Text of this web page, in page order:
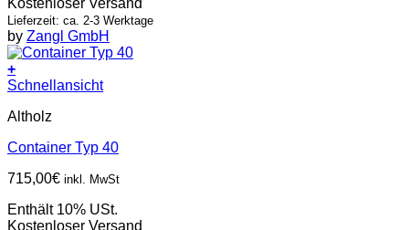
Kostenloser Versand
Lieferzeit: ca. 2-3 Werktage
by Zangl GmbH
+
Schnellansicht
Altholz
Container Typ 40
715,00€ inkl. MwSt
Enthält 10% USt.
Kostenloser Versand